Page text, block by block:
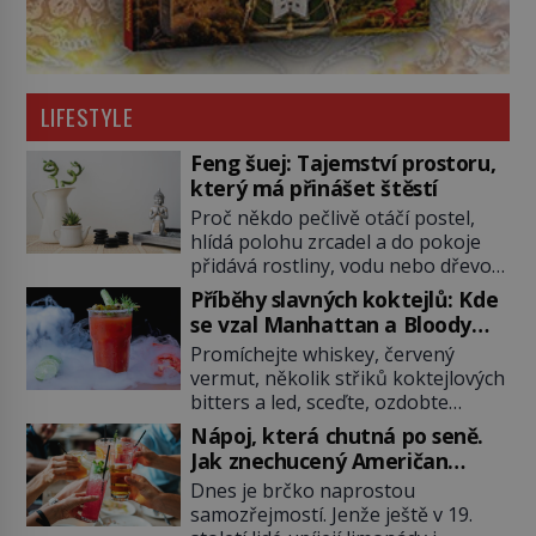
LIFESTYLE
Feng šuej: Tajemství prostoru,
který má přinášet štěstí
Proč někdo pečlivě otáčí postel,
hlídá polohu zrcadel a do pokoje
přidává rostliny, vodu nebo dřevo?
Feng šuej tvrdí, že domov není jen
soubor zdí a nábytku. Je to prostor,
kterým proudí energie čchi a jeho
uspořádání může ovlivňovat, jak se
v něm člověk cítí. Feng šuej má
kořeny ve staré Číně a jeho historie
[…]
Příběhy slavných koktejlů: Kde
se vzal Manhattan a Bloody
Mary?
Promíchejte whiskey, červený
vermut, několik střiků koktejlových
bitters a led, sceďte, ozdobte
koktejlovou třešinkou a tadá…
Manhattan je tu! A pokud to má být
skutečně on, dejte si pozor, ať
místo klasické americké rye
whiskey či klidně bourbonu
Nápoj, která chutná po seně.
Jak znechucený Američan
vymyslel brčko
Dnes je brčko naprostou
samozřejmostí. Jenže ještě v 19.